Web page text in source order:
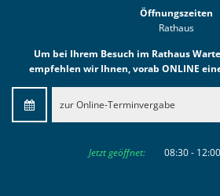
Öffnungszeiten
Rathaus
Um bei Ihrem Besuch im Rathaus
empfehlen wir Ihnen, vorab ONLINE
zur Online-Terminvergabe
Klicken, um weitere Öffnungs-
Jetzt geöffnet: 08:30- 12:00